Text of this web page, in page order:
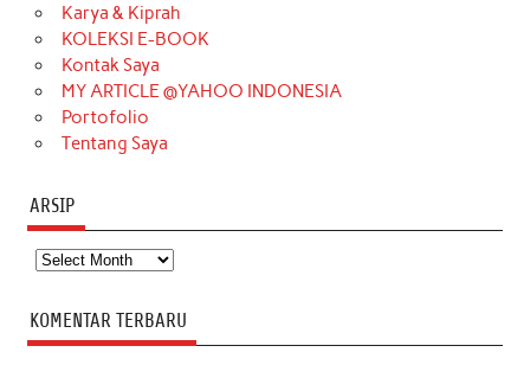
k
a
m
Karya & Kiprah
KOLEKSI E-BOOK
Kontak Saya
MY ARTICLE @YAHOO INDONESIA
Portofolio
Tentang Saya
ARSIP
Arsip
KOMENTAR TERBARU